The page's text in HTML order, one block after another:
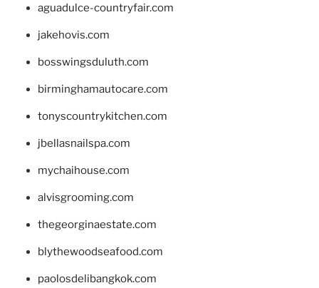
aguadulce-countryfair.com
jakehovis.com
bosswingsduluth.com
birminghamautocare.com
tonyscountrykitchen.com
jbellasnailspa.com
mychaihouse.com
alvisgrooming.com
thegeorginaestate.com
blythewoodseafood.com
paolosdelibangkok.com